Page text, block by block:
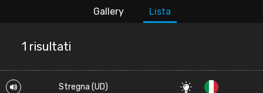
Gallery Lista
1 risultati
Stregna (UD)